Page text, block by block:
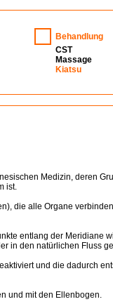
Behandlung
CST
Massage
Kiatsu
Medizin, deren
ist.
die alle Organe
entlang der Meridiane
in den natürlichen Fluss
und die dadurch
und mit den Ellenbogen.